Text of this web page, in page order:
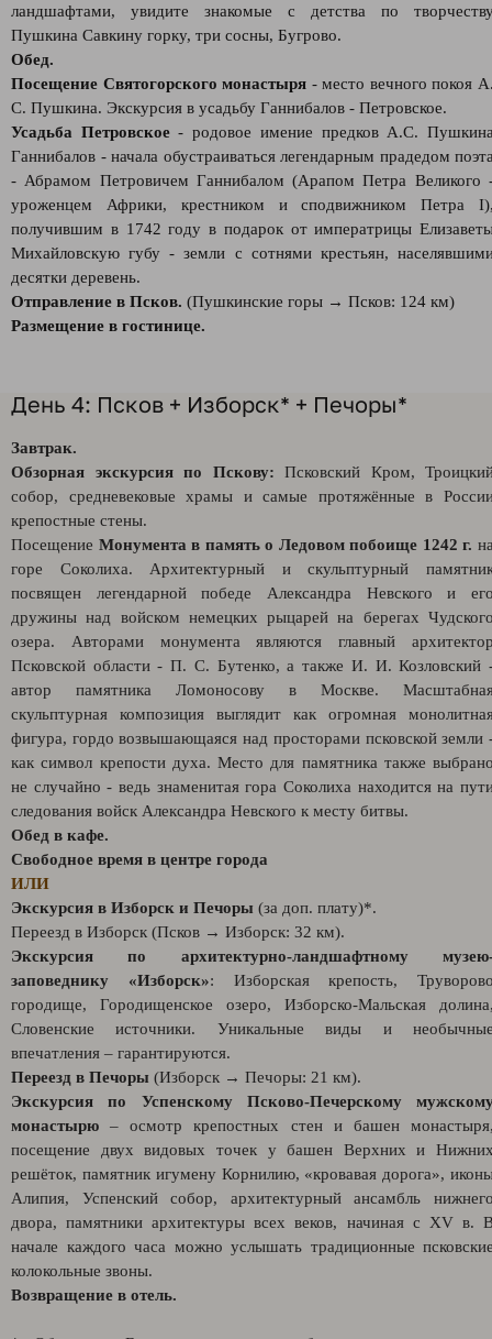
ландшафтами, увидите знакомые с детства по
Пушкина Савкину горку, три сосны, Бугрово.
Обед.
Посещение Святогорского монастыря - место вечного покоя
С. Пушкина. Экскурсия в усадьбу Ганнибалов - Петровское.
Усадьба Петровское- родовое имение предков А.С.
Ганнибалов - начала обустраиваться легендарным прадедом
- Абрамом Петровичем Ганнибалом (Арапом Петра Великого
уроженцем Африки, крестником и сподвижником Петра
получившим в 1742 году в подарок от императрицы
Михайловскую губу - земли с сотнями крестьян,
десятки деревень.
Отправление в Псков. (Пушкинские горы → Псков: 124 км)
Размещение в гостинице.
День 4: Псков + Изборск* + Печоры*
Завтрак.
Обзорная экскурсия по Пскову: Псковский Кром,
собор, средневековые храмы и самые протяжённые в
крепостные стены.
Посещение Монумента в память о Ледовом побоище 1242 г.
горе Соколиха. Архитектурный и скульптурный
посвящен легендарной победе Александра Невского и
дружины над войском немецких рыцарей на берегах
озера. Авторами монумента являются главный
Псковской области - П. С. Бутенко, а также И. И. Козловский
автор памятника Ломоносову в Москве.
скульптурная композиция выглядит как огромная
фигура, гордо возвышающаяся над просторами псковской земли
как символ крепости духа. Место для памятника также
не случайно - ведь знаменитая гора Соколиха находится на
следования войск Александра Невского к месту битвы.
Обед в кафе.
Свободное время в центре города
ИЛИ
Экскурсия в Изборск и Печоры (за доп. плату)*.
Переезд в Изборск (Псков → Изборск: 32 км).
Экскурcия по архитектурно-ландшафтному
заповеднику «Изборск»: Изборская крепость,
городище, Городищенское озеро, Изборско-Мальская
Словенские источники. Уникальные виды и
впечатления – гарантируются.
Переезд в Печоры (Изборск → Печоры: 21 км).
Экскурсия по Успенскому Псково-Печерскому
монастырю – осмотр крепостных стен и башен
посещение двух видовых точек у башен Верхних и
решёток, памятник игумену Корнилию, «кровавая дорога»,
Алипия, Успенский собор, архитектурный ансамбль
двора, памятники архитектуры всех веков, начиная с XV в.
начале каждого часа можно услышать традиционные
колокольные звоны.
Возвращение в отель.